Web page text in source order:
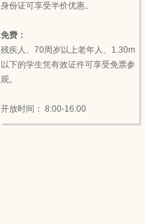
身份证可享受半价优惠。
免费：
残疾人、70周岁以上老年人、1.30m
以下的学生凭有效证件可享受免票参
观。
开放时间： 8:00-16:00